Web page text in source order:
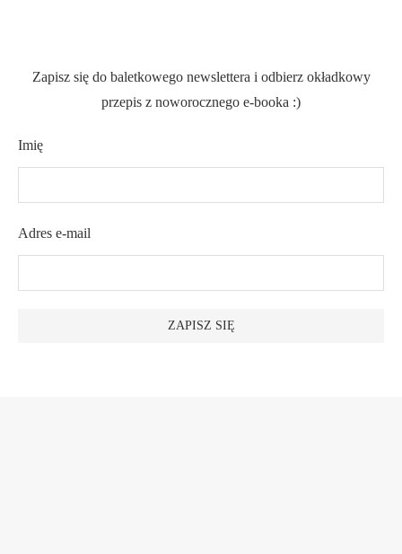
Zapisz się do baletkowego newslettera i odbierz okładkowy
przepis z noworocznego e-booka :)
Imię
Adres e-mail